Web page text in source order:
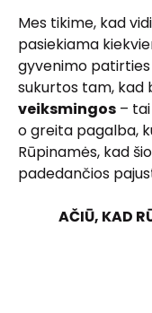
Mes tikime, kad
pasiekiama
gyvenimo
sukurtos tam, kad
veiksmingos –
o greita pagalba,
Rūpinamės, kad
padedančios
AČIŪ, KAD